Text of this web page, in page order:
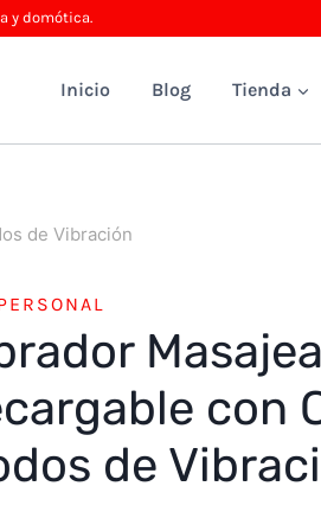
y domótica.
Inicio Blog Tienda
de Vibración
con
de